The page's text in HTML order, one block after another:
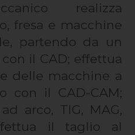
realizza
fresa e macchine
partendo da un
il CAD; effettua
delle macchine a
con il CAD-CAM;
arco, TIG, MAG,
il taglio al